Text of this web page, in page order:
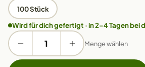
100 Stück
Wird für dich gefertigt · in 2–4 Tagen bei
Menge wählen